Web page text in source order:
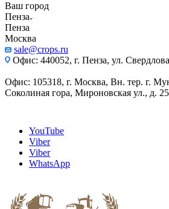
Ваш город
Пенза
Пенза
Москва
sale@crops.ru
Офис: 440052, г. Пенза, ул.
Офис: 105318, г. Москва, Вн. тер. г.
Соколиная гора, Мироновская ул., д.
YouTube
Viber
Viber
WhatsApp